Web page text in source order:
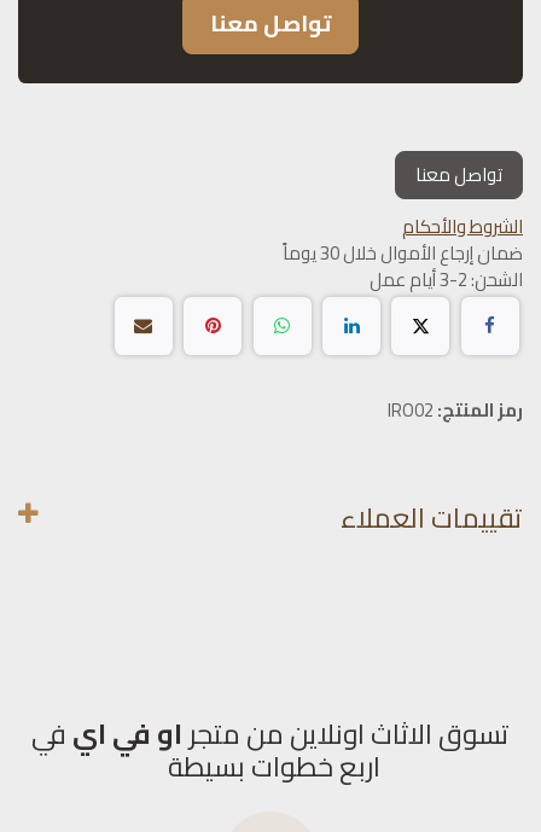
تواصل معنا
تواصل معنا
الشروط والأحكام
ضمان إرجاع الأموال خلال 30 يوماً
الشحن: 2-3 أيام عمل
رمز المنتج:IRO02
تقييمات العملاء
تسوق الاثاث اونلاين من متجراو في ايفي
اربع خطوات بسيطة